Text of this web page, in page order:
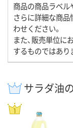
商品の商品ラベル
さらに詳細な商品
わせください。
また、販売単位に
するものではあり
サラダ油